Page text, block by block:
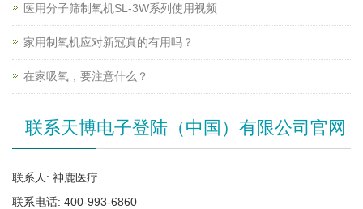
医用分子筛制氧机SL-3W系列使用视频
家用制氧机应对新冠真的有用吗？
在家吸氧，要注意什么？
联系天博电子登陆（中国）有限公司官网
联系人: 神鹿医疗
联系电话: 400-993-6860